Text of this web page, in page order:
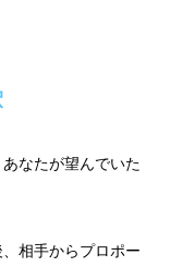
なたが望んでいた
相手からプロポー